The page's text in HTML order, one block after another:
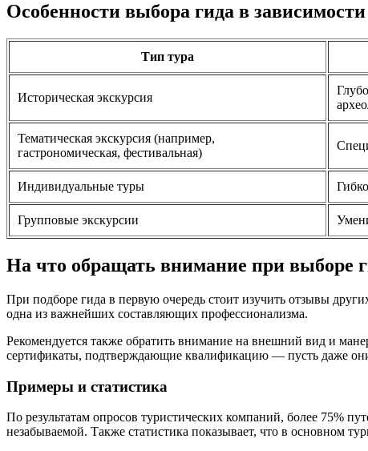
Особенности выбора гида в
Тип тура
Историческая экскурсия
Тематическая экскурсия (например,
гастрономическая, фестивальная)
Индивидуальные туры
Групповые экскурсии
На что обращать внимание при выборе
При подборе гида в первую очередь стоит изучить отзывы
одна из важнейших составляющих профессионализма.
Рекомендуется также обратить внимание на внешний вид и
сертификаты, подтверждающие квалификацию — пусть даже они
Примеры и статистика
По результатам опросов туристических компаний, более 75%
незабываемой. Также статистика показывает, что в основном